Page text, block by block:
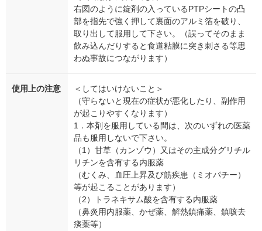
右図のように錠剤の入っているPTPシートの凸
部を指先で強く押して裏面のアルミ箔を破り、
取り出して服用して下さい。（誤ってそのまま
飲み込んだりすると食道粘膜に突き刺さる等思
わぬ事故につながります）
使用上の注意
＜してはいけないこと＞
（守らないと現在の症状が悪化したり、副作用
が起こりやすくなります）
1．本剤を服用している間は、次のいずれの医薬
品も服用しないで下さい。
（1）甘草（カンゾウ）又はその主成分グリチル
リチンを含有する内服薬
（むくみ、血圧上昇及び筋疾患（ミオパチー）
等が起こることがあります）
（2）トラネキサム酸を含有する内服薬
（鼻炎用内服薬、かぜ薬、解熱鎮痛薬、鎮咳去
痰薬等）